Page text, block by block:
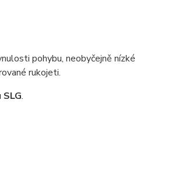
pohybu, neobyčejně nízké
rukojeti.
.